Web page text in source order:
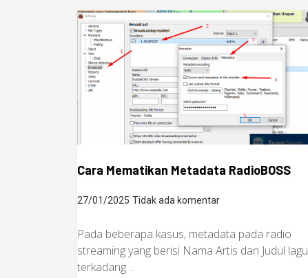
Cara Mematikan Metadata RadioBOSS
27/01/2025 Tidak ada komentar
Pada beberapa kasus, metadata pada radio
streaming yang berisi Nama Artis dan Judul lagu
terkadang…